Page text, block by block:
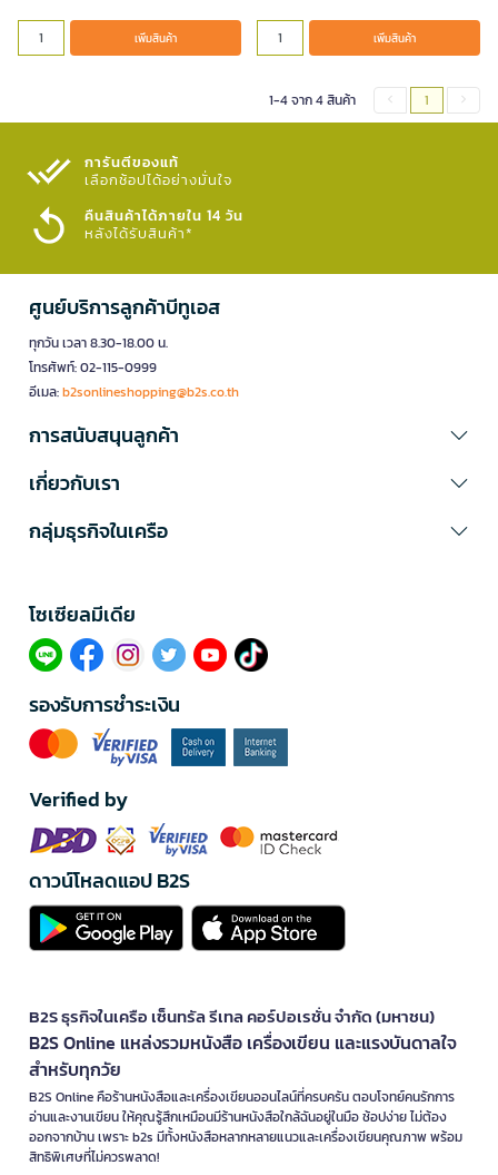
เพิ่มสินค้า เพิ่มสินค้า
1-4 จาก 4 สินค้า 1
การันตีของแท้
เลือกช้อปได้อย่างมั่นใจ​
คืนสินค้าได้ภายใน 14 วัน
หลังได้รับสินค้า*
ศูนย์บริการลูกค้าบีทูเอส
ทุกวัน เวลา 8.30-18.00 น.
โทรศัพท์: 02-115-0999
อีเมล:b2sonlineshopping@b2s.co.th
การสนับสนุนลูกค้า
เกี่ยวกับเรา
กลุ่มธุรกิจในเครือ
โซเซียลมีเดีย​
รองรับการชำระเงิน
Verified by
ดาวน์โหลดแอป B2S
B2S ธุรกิจในเครือ เซ็นทรัล รีเทล คอร์ปอเรชั่น จำกัด (มหาชน)
B2S Online แหล่งรวมหนังสือ เครื่องเขียน และแรงบันดาลใจ
สำหรับทุกวัย
B2S Online คือร้านหนังสือและเครื่องเขียนออนไลน์ที่ครบครัน ตอบโจทย์คนรักการ
อ่านและงานเขียน ให้คุณรู้สึกเหมือนมีร้านหนังสือใกล้ฉันอยู่ในมือ ช้อปง่าย ไม่ต้อง
ออกจากบ้าน เพราะ b2s มีทั้งหนังสือหลากหลายแนวและเครื่องเขียนคุณภาพ พร้อม
สิทธิพิเศษที่ไม่ควรพลาด!